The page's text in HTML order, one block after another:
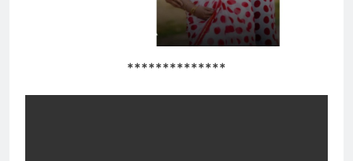
**************